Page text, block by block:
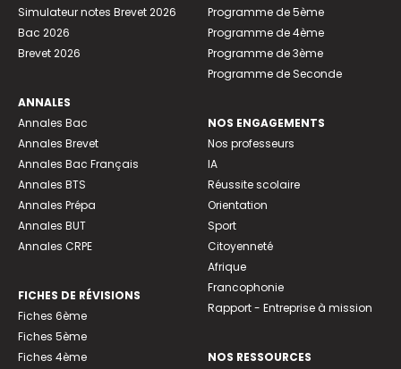
Simulateur notes Brevet 2026
Bac 2026
Brevet 2026
ANNALES
Annales Bac
Annales Brevet
Annales Bac Français
Annales BTS
Annales Prépa
Annales BUT
Annales CRPE
FICHES DE RÉVISIONS
Fiches 6ème
Fiches 5ème
Fiches 4ème
Programme de 5ème
Programme de 4ème
Programme de 3ème
Programme de Seconde
NOS ENGAGEMENTS
Nos professeurs
IA
Réussite scolaire
Orientation
Sport
Citoyenneté
Afrique
Francophonie
Rapport - Entreprise à mission
NOS RESSOURCES